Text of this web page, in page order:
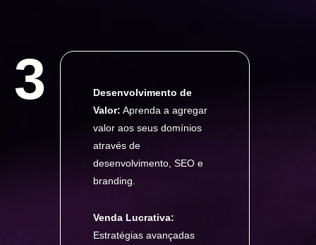
3
Desenvolvimento de
Valor: Aprenda a agregar
valor aos seus domínios
através de
desenvolvimento, SEO e
branding.
Venda Lucrativa:
Estratégias avançadas